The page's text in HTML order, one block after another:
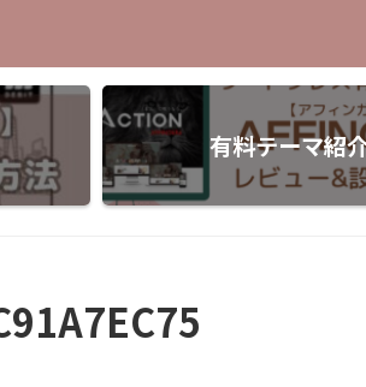
有料テーマ紹